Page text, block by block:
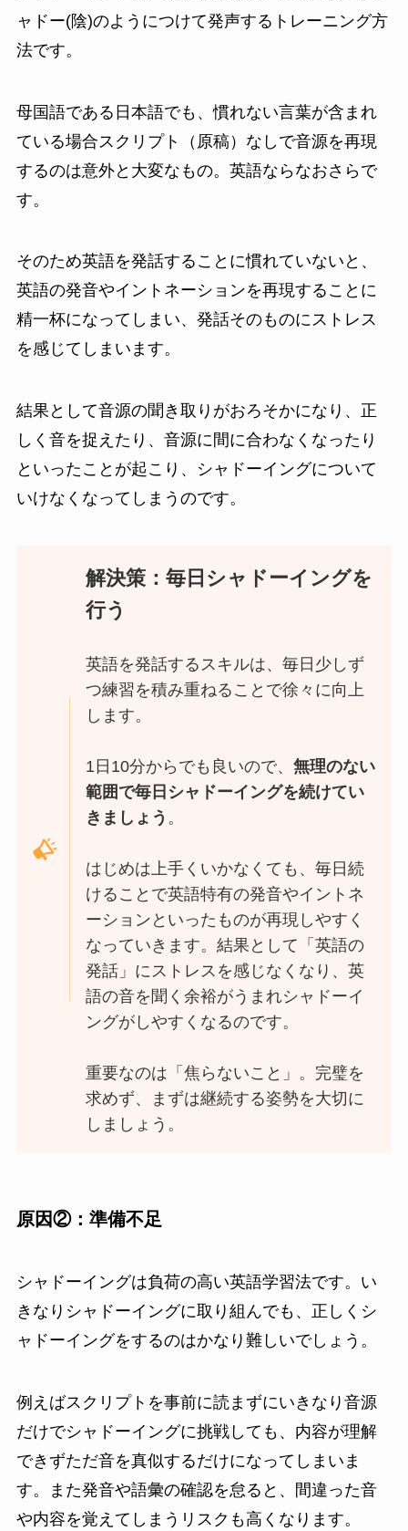
ャドー(陰)のようにつけて発声するトレーニング方
法です。
母国語である日本語でも、慣れない言葉が含まれ
ている場合スクリプト（原稿）なしで音源を再現
するのは意外と大変なもの。英語ならなおさらで
す。
そのため英語を発話することに慣れていないと、
英語の発音やイントネーションを再現することに
精一杯になってしまい、発話そのものにストレス
を感じてしまいます。
結果として音源の聞き取りがおろそかになり、正
しく音を捉えたり、音源に間に合わなくなったり
といったことが起こり、シャドーイングについて
いけなくなってしまうのです。
解決策：毎日シャドーイングを
行う
英語を発話するスキルは、毎日少しず
つ練習を積み重ねることで徐々に向上
します。
1日10分からでも良いので、無理のない
範囲で毎日シャドーイングを続けてい
きましょう 。
はじめは上手くいかなくても、毎日続
けることで英語特有の発音やイントネ
ーションといったものが再現しやすく
なっていきます。結果として「英語の
発話」にストレスを感じなくなり、英
語の音を聞く余裕がうまれシャドーイ
ングがしやすくなるのです。
重要なのは「焦らないこと」。完璧を
求めず、まずは継続する姿勢を大切に
しましょう。
原因②：準備不足
シャドーイングは負荷の高い英語学習法です。い
きなりシャドーイングに取り組んでも、正しくシ
ャドーイングをするのはかなり難しいでしょう。
例えばスクリプトを事前に読まずにいきなり音源
だけでシャドーイングに挑戦しても、内容が理解
できずただ音を真似するだけになってしまいま
す。また発音や語彙の確認を怠ると、間違った音
や内容を覚えてしまうリスクも高くなります。